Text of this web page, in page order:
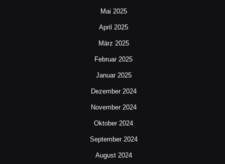
Mai 2025
April 2025
März 2025
Februar 2025
Januar 2025
Dezember 2024
November 2024
Oktober 2024
September 2024
August 2024